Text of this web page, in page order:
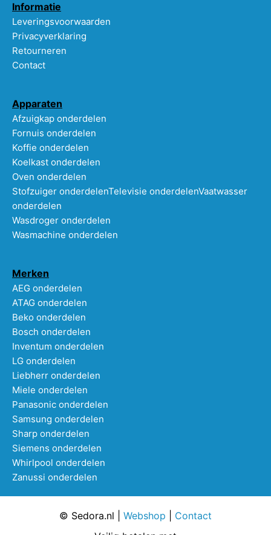
Informatie
Leveringsvoorwaarden
Privacyverklaring
Retourneren
Contact
Apparaten
Afzuigkap onderdelen
Fornuis onderdelen
Koffie onderdelen
Koelkast onderdelen
Oven onderdelen
Stofzuiger onderdelenTelevisie onderdelenVaatwasser
onderdelen
Wasdroger onderdelen
Wasmachine onderdelen
Merken
AEG onderdelen
ATAG onderdelen
Beko onderdelen
Bosch onderdelen
Inventum onderdelen
LG onderdelen
Liebherr onderdelen
Miele onderdelen
Panasonic onderdelen
Samsung onderdelen
Sharp onderdelen
Siemens onderdelen
Whirlpool onderdelen
Zanussi onderdelen
© Sedora.nl | Webshop
Contact